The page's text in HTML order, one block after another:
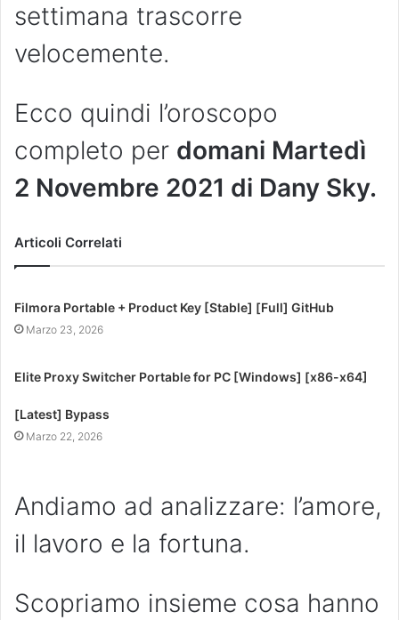
settimana trascorre
velocemente.
Ecco quindi l’oroscopo
completo per domani Martedì
2 Novembre 2021 di Dany Sky.
Articoli Correlati
Filmora Portable + Product Key [Stable] [Full] GitHub
Marzo 23, 2026
Elite Proxy Switcher Portable for PC [Windows] [x86-x64]
[Latest] Bypass
Marzo 22, 2026
Andiamo ad analizzare: l’amore,
il lavoro e la fortuna.
Scopriamo insieme cosa hanno